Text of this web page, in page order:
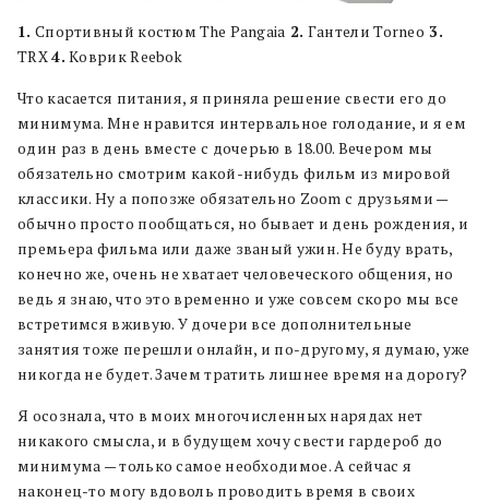
1. Спортивный костюм The Pangaia 2. Гантели Torneo 3.
TRX4. Коврик Reebok
Что касается питания, я приняла решение свести его до
минимума. Мне нравится интервальное голодание, и я ем
один раз в день вместе с дочерью в 18.00. Вечером мы
обязательно смотрим какой-нибудь фильм из мировой
классики. Ну а попозже обязательно Zoom c друзьями —
обычно просто пообщаться, но бывает и день рождения, и
премьера фильма или даже званый ужин. Не буду врать,
конечно же, очень не хватает человеческого общения, но
ведь я знаю, что это временно и уже совсем скоро мы все
встретимся вживую. У дочери все дополнительные
занятия тоже перешли онлайн, и по-другому, я думаю, уже
никогда не будет. Зачем тратить лишнее время на дорогу?
Я осознала, что в моих многочисленных нарядах нет
никакого смысла, и в будущем хочу свести гардероб до
минимума — только самое необходимое. А сейчас я
наконец-то могу вдоволь проводить время в своих